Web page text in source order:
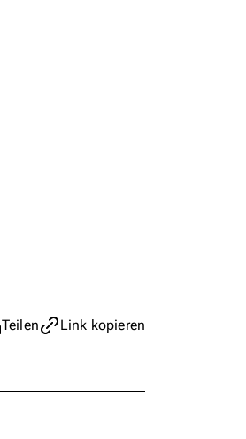
Teilen Link kopieren